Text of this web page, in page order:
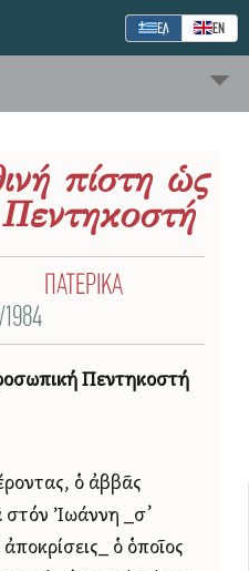
ΕΛ ΕΝ
πίστη ὡς
ΠΑΤΕΡΙΚΑ
Πεντηκοστή
ὁ ἀββᾶς
Ἰωάννη _σ᾿
ὁ ὁποῖος